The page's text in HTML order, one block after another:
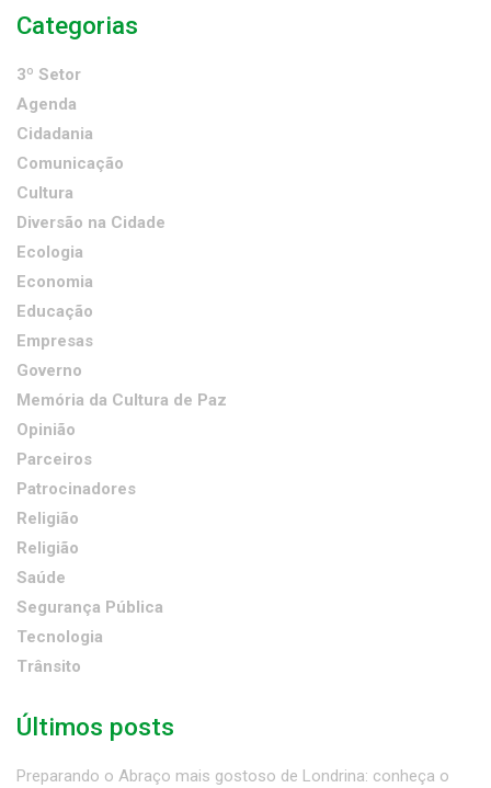
Categorias
3º Setor
Agenda
Cidadania
Comunicação
Cultura
Diversão na Cidade
Ecologia
Economia
Educação
Empresas
Governo
Memória da Cultura de Paz
Opinião
Parceiros
Patrocinadores
Religião
Religião
Saúde
Segurança Pública
Tecnologia
Trânsito
Últimos posts
Preparando o Abraço mais gostoso de Londrina: conheça o